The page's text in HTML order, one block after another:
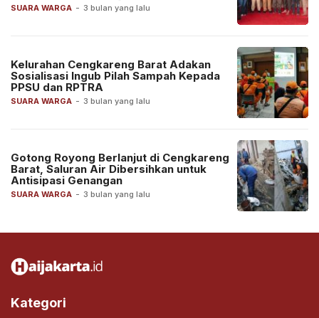
SUARA WARGA - 3 bulan yang lalu
SUARA WARGA - 3 bulan yang lalu
Kelurahan Cengkareng Barat Adakan
Sosialisasi Ingub Pilah Sampah Kepada
PPSU dan RPTRA
SUARA WARGA - 3 bulan yang lalu
Gotong Royong Berlanjut di Cengkareng
Barat, Saluran Air Dibersihkan untuk
Antisipasi Genangan
Kategori